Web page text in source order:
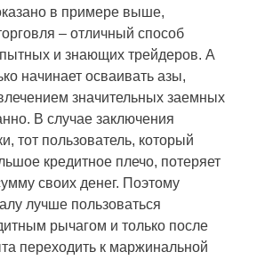
в примере выше,
– отличный способ
и знающих трейдеров. А
начинает осваивать азы,
значительных заемных
В случае заключения
тот пользователь, который
кредитное плечо, потеряет
своих денег. Поэтому
лучше пользоваться
рычагом и только после
переходить к маржинальной